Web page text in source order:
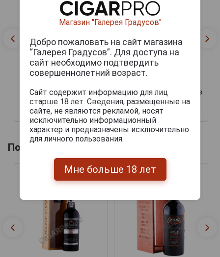
Laguille Bas Armagnac
2004 Арманьяк Лагиль
Ба Арманьяк 2004г 0.7л в
подарочной упаковке
10 852 руб.
Laguille Bas Armagnac
Ба Арманьяк 2004г 0.7л в
подарочной упаковке
22 540 руб.
Похожие напитки по году производства
Магазин "Галерея Градусов"
Добро пожаловать на сайт магазина
“Галерея Градусов”. Для доступа на
сайт необходимо подтвердить
совершеннолетний возраст.
Сайт содержит информацию для лиц
старше 18 лет. Сведения, размещенные на
сайте, не являются рекламой, носят
исключительно информационный
характер и предназначены исключительно
для личного пользования.
Мне больше 18 лет